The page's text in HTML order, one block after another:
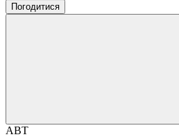
Погодитися
ABT